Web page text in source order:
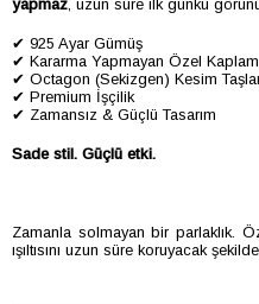
yapmaz, uzun süre ilk günkü
✔ 925 Ayar Gümüş
✔ Kararma Yapmayan Özel
✔ Octagon (Sekizgen) Kesim
✔ Premium İşçilik
✔ Zamansız & Güçlü Tasarım
Sade stil. Güçlü etki.
Zamanla solmayan bir parlaklık.
ışıltısını uzun süre koruyacak